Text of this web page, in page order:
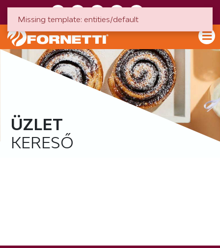
ÜZLET
KERESŐ
Missing template: entities/default